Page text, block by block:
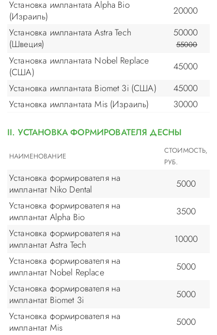
Установка имплантата Alpha Bio
(Израиль)
20000
Установка имплантата Astra Tech
(Швеция)
50000
55000
Установка имплантата Nobel Replace
(США)
45000
Установка имплантата Biomet 3i (США)
45000
Установка имплантата Mis (Израиль)
30000
II. УСТАНОВКА ФОРМИРОВАТЕЛЯ ДЕСНЫ
НАИМЕНОВАНИЕ
СТОИМОСТЬ,
РУБ.
Установка формирователя на
имплантат Niko Dental
5000
Установка формирователя на
имплантат Alpha Bio
3500
Установка формирователя на
имплантат Astra Tech
10000
Установка формирователя на
имплантат Nobel Replace
5000
Установка формирователя на
имплантат Biomet 3i
5000
Установка формирователя на
имплантат Mis
5000